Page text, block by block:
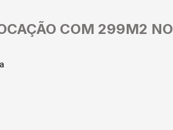
COM 299M2 NO